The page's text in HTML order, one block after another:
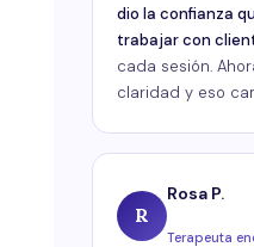
dio la confianza
trabajar con
cada sesión.
claridad y eso
R
Rosa P.
Terapeuta